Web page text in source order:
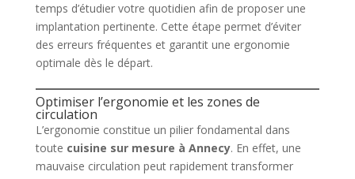
temps d’étudier votre quotidien afin de proposer une
implantation pertinente. Cette étape permet d’éviter
des erreurs fréquentes et garantit une ergonomie
optimale dès le départ.
Optimiser l’ergonomie et les zones de
circulation
L’ergonomie constitue un pilier fondamental dans
toute cuisine sur mesure à Annecy. En effet, une
mauvaise circulation peut rapidement transformer